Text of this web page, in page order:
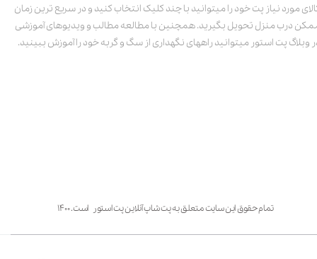
مورد نیاز پت خود را میتوانید با چند کلیک انتخاب کنید و در سریع ترین زمان
درب منزل تحویل بگیرید. همچنین با مطالعه مطالب و ویدیوهای آموزشی
وبلاگ پت استور میتوانید راههای نگهداری از سگ و گربه خود را آموزش ببینید.
تمام حقوق این سایت متعلق به پت شاپ آنلاین پت استور است. ۱۴۰۰